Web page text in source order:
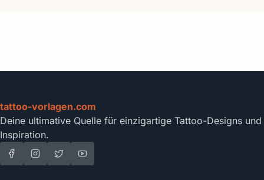
tattoo-vorlagen.com
Deine ultimative Quelle für einzigartige Tattoo-Designs und
Inspiration.